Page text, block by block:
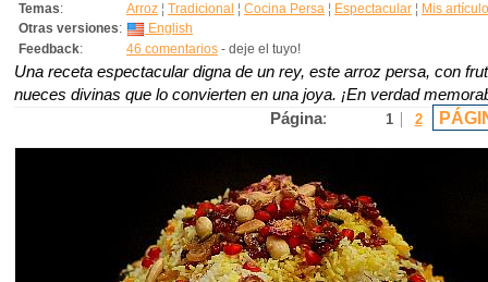
Temas: Arroz ¦ Tradicional ¦ Cocina Persa ¦ Espectacular ¦ Mis
Otras versiones:
English
Feedback: 46 comentarios - deje el tuyo!
Una receta espectacular digna de un rey, este arroz persa, con
nueces divinas que lo convierten en una joya. ¡En verdad
Página: 1 2